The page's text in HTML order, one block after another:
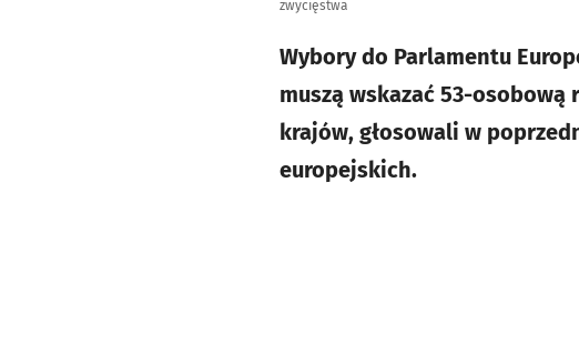
zwycięstwa
Wybory do Parlamentu
muszą wskazać 53-
krajów, głosowali w
europejskich.